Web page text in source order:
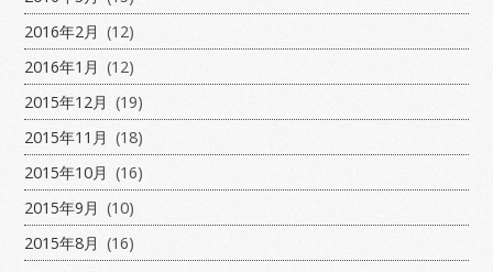
2016年2月 (12)
2016年1月 (12)
2015年12月 (19)
2015年11月 (18)
2015年10月 (16)
2015年9月 (10)
2015年8月 (16)